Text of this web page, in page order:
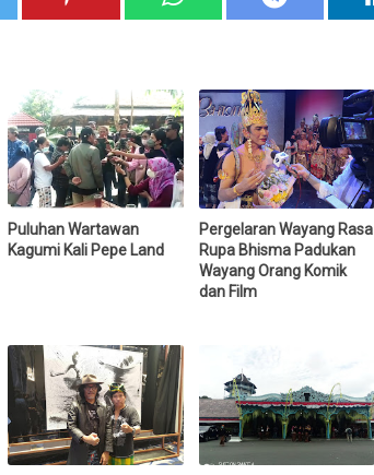
Puluhan Wartawan
Kagumi Kali Pepe Land
Pergelaran Wayang Rasa
Rupa Bhisma Padukan
Wayang Orang Komik
dan Film